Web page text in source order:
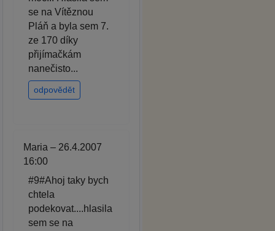
se na Vítěznou
Pláň a byla sem 7.
ze 170 díky
přijímačkám
nanečisto...
odpovědět
Maria – 26.4.2007
16:00
#9#Ahoj taky bych
chtela
podekovat....hlasila
sem se na